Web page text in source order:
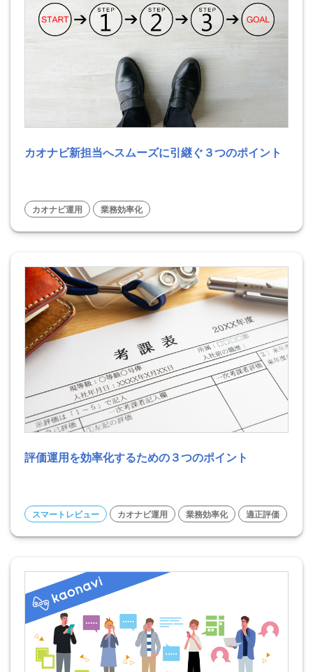
カオナビ新担当へスムーズに引継ぐ３つのポイント
カオナビ運用 業務効率化
評価運用を効率化するための３つのポイント
スマートレビュー カオナビ運用 業務効率化 適正評価